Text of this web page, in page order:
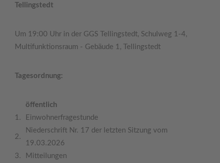
Tellingstedt
Um 19:00 Uhr in der GGS Tellingstedt, Schulweg 1-4,
Multifunktionsraum - Gebäude 1, Tellingstedt
Tagesordnung:
öffentlich
1.
Einwohnerfragestunde
2.
Niederschrift Nr. 17 der letzten Sitzung vom
19.03.2026
3.
Mitteilungen